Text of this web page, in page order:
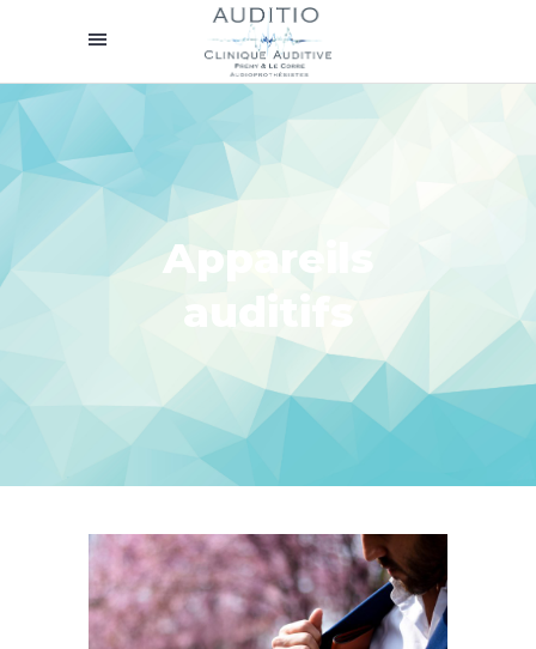
Appareils
auditifs